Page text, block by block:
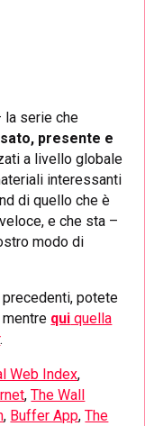
la serie che
presente e
a livello globale
interessanti
di quello che è
e che sta –
modo di
potete
mentre qui quella
.
Web Index,
,The Wall
, Buffer App,The